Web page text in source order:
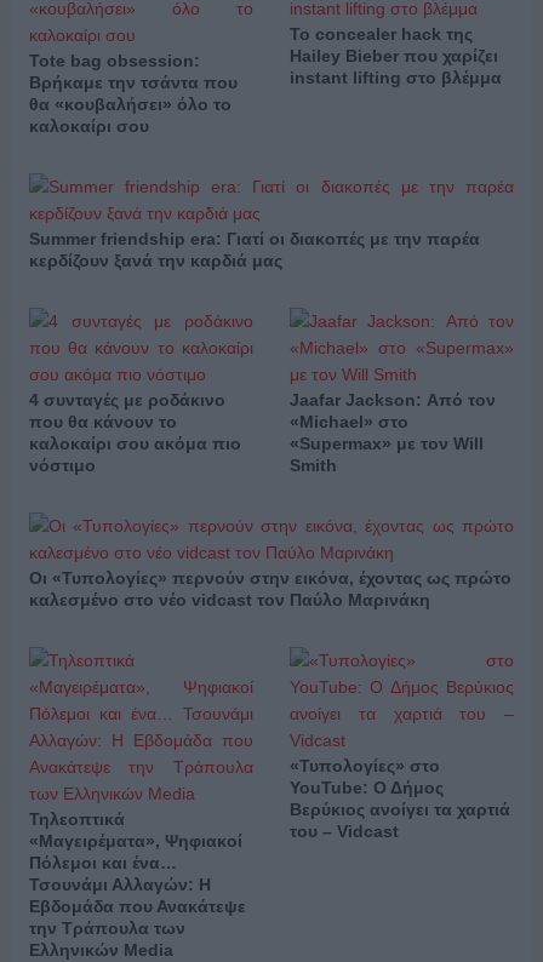
Tote bag obsession:
Βρήκαμε την τσάντα που
θα «κουβαλήσει» όλο το
καλοκαίρι σου
Το concealer hack της
Hailey Bieber που χαρίζει
instant lifting στο βλέμμα
Summer friendship era: Γιατί οι διακοπές με την παρέα
κερδίζουν ξανά την καρδιά μας
4 συνταγές με ροδάκινο
που θα κάνουν το
καλοκαίρι σου ακόμα πιο
νόστιμο
Jaafar Jackson: Από τον
«Michael» στο
«Supermax» με τον Will
Smith
Οι «Τυπολογίες» περνούν στην εικόνα, έχοντας ως πρώτο
καλεσμένο στο νέο vidcast τον Παύλο Μαρινάκη
Τηλεοπτικά
«Μαγειρέματα», Ψηφιακοί
Πόλεμοι και ένα…
Τσουνάμι Αλλαγών: Η
Εβδομάδα που Ανακάτεψε
την Τράπουλα των
Ελληνικών Media
«Τυπολογίες» στο
YouTube: Ο Δήμος
Βερύκιος ανοίγει τα χαρτιά
του – Vidcast